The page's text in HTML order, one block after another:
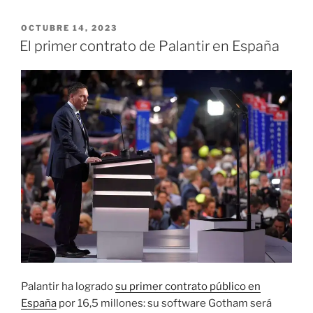
PUBLICADO
EL
OCTUBRE 14, 2023
El primer contrato de Palantir en España
Palantir ha logradosu primer contrato público en
España por 16,5 millones: su software Gotham será